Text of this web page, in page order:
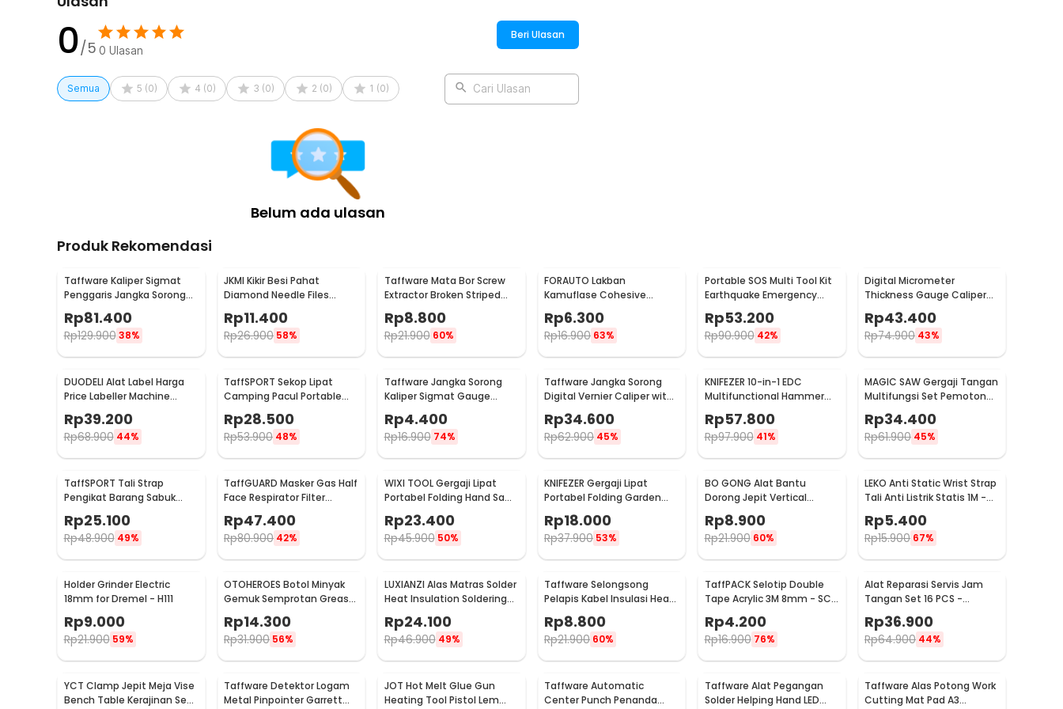
0/5 0 Ulasan
Beri Ulasan
Semua 5 (0) 4 (0) 3 (0) 2 (0) 1 (0) Cari Ulasan
Belum ada ulasan
Produk Rekomendasi
Taffware Kaliper Sigmat
Penggaris Jangka Sorong
Digital LCD 150mm - SH20
Rp81.400
Rp129.900 38%
JKMI Kikir Besi Pahat
Diamond Needle Files
Rp11.400
Rp26.900 58%
Taffware Mata Bor Screw
Extractor Broken Striped
Screw Remover 4 PCS - S2
Rp8.800
Rp21.900 60%
FORAUTO Lakban
Kamuflase Cohesive
Bandage Tape Hunting
4.5M 50mm - H10
Rp6.300
Rp16.900 63%
Portable SOS Multi Tool Kit
Earthquake Emergency
Outdoor Survival - JT21
Rp53.200
Rp90.900 42%
Digital Micrometer
Thickness Gauge Caliper
Carbon Fiber 0-12.7mm -
TDT25
Rp43.400
Rp74.900 43%
DUODELI Alat Label Harga
Price Labeller Machine
Coding - MX-5500
Rp39.200
Rp68.900 44%
TaffSPORT Sekop Lipat
Camping Pacul Portable
Tactical Survival 40cm - 101
Rp28.500
Rp53.900 48%
Taffware Jangka Sorong
Kaliper Sigmat Gauge
600
Rp4.400
Rp16.900 74%
Taffware Jangka Sorong
Digital Vernier Caliper with
LCD Screen 150mm - JIGO-
150
Rp34.600
Rp62.900 45%
KNIFEZER 10-in-1 EDC
Multifunctional Hammer
Tool for Camping Survival -
WL-9003
Rp57.800
Rp97.900 41%
MAGIC SAW Gergaji Tangan
Multifungsi Set Pemotong
Kayu Besi
Rp34.400
Rp61.900 45%
TaffSPORT Tali Strap
Pengikat Barang Sabuk
Rp25.100
Rp48.900 49%
TaffGUARD Masker Gas Half
Face Respirator Filter
Rp47.400
Rp80.900 42%
WIXI TOOL Gergaji Lipat
Portabel Folding Hand Saw
39cm - JSZ-002
Rp23.400
Rp45.900 50%
KNIFEZER Gergaji Lipat
Portabel Folding Garden
Hand Saw - LA145
Rp18.000
Rp37.900 53%
BO GONG Alat Bantu
Dorong Jepit Vertical
Toggle Clamp Hold Down
Handle - GH-13009
Rp8.900
Rp21.900 60%
LEKO Anti Static Wrist Strap
Tali Anti Listrik Statis 1M -
Rp5.400
Rp15.900 67%
Holder Grinder Electric
18mm for Dremel - H111
Rp9.000
Rp21.900 59%
OTOHEROES Botol Minyak
Gemuk Semprotan Grease
Gun 250ml - Q001
Rp14.300
Rp31.900 56%
LUXIANZI Alas Matras Solder
Heat Insulation Soldering
Rp24.100
Rp46.900 49%
Taffware Selongsong
Pelapis Kabel Insulasi Heat
Shrink Tube 127 PCS - RSG-
AHZ
Rp8.800
Rp21.900 60%
TaffPACK Selotip Double
Tape Acrylic 3M 8mm - SC-
Rp4.200
Rp16.900 76%
Alat Reparasi Servis Jam
Tangan Set 16 PCS -
WW082
Rp36.900
Rp64.900 44%
YCT Clamp Jepit Meja Vise
Bench Table Kerajinan Seni
Taffware Detektor Logam
Metal Pinpointer Garrett
JOT Hot Melt Glue Gun
Heating Tool Pistol Lem
Taffware Automatic
Center Punch Penanda
Taffware Alat Pegangan
Solder Helping Hand LED
Taffware Alas Potong Work
Cutting Mat Pad A3